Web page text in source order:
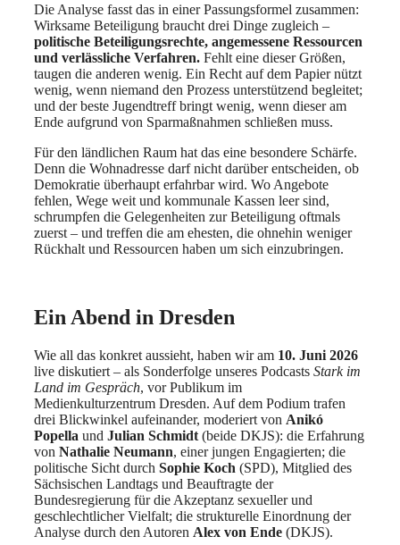
Die Analyse fasst das in einer Passungsformel zusammen:
Wirksame Beteiligung braucht drei Dinge zugleich –
politische Beteiligungsrechte, angemessene Ressourcen
und verlässliche Verfahren. Fehlt eine dieser Größen,
taugen die anderen wenig. Ein Recht auf dem Papier nützt
wenig, wenn niemand den Prozess unterstützend begleitet;
und der beste Jugendtreff bringt wenig, wenn dieser am
Ende aufgrund von Sparmaßnahmen schließen muss.
Für den ländlichen Raum hat das eine besondere Schärfe.
Denn die Wohnadresse darf nicht darüber entscheiden, ob
Demokratie überhaupt erfahrbar wird. Wo Angebote
fehlen, Wege weit und kommunale Kassen leer sind,
schrumpfen die Gelegenheiten zur Beteiligung oftmals
zuerst – und treffen die am ehesten, die ohnehin weniger
Rückhalt und Ressourcen haben um sich einzubringen.
Ein Abend in Dresden
Wie all das konkret aussieht, haben wir am 10. Juni 2026
live diskutiert – als Sonderfolge unseres Podcasts Stark im
Land im Gespräch, vor Publikum im
Medienkulturzentrum Dresden. Auf dem Podium trafen
drei Blickwinkel aufeinander, moderiert von Anikó
Popella und Julian Schmidt (beide DKJS): die Erfahrung
von Nathalie Neumann, einer jungen Engagierten; die
politische Sicht durch Sophie Koch (SPD), Mitglied des
Sächsischen Landtags und Beauftragte der
Bundesregierung für die Akzeptanz sexueller und
geschlechtlicher Vielfalt; die strukturelle Einordnung der
Analyse durch den Autoren Alex von Ende (DKJS).